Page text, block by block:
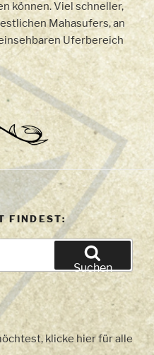
können. Viel schneller,
Mahasufers, an
Uferbereich
FINDEST:
Suchen
klicke hier für alle